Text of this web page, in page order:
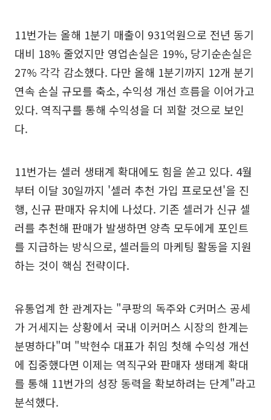
11번가는 올해 1분기 매출이 931억원으로 전년 동기
대비 18% 줄었지만 영업손실은 19%, 당기순손실은
27% 각각 감소했다. 다만 올해 1분기까지 12개 분기
연속 손실 규모를 축소, 수익성 개선 흐름을 이어가고
있다. 역직구를 통해 수익성을 더 꾀할 것으로 보인
다.
11번가는 셀러 생태계 확대에도 힘을 쏟고 있다. 4월
부터 이달 30일까지 '셀러 추천 가입 프로모션'을 진
행, 신규 판매자 유치에 나섰다. 기존 셀러가 신규 셀
러를 추천해 판매가 발생하면 양측 모두에게 포인트
를 지급하는 방식으로, 셀러들의 마케팅 활동을 지원
하는 것이 핵심 전략이다.
유통업계 한 관계자는 "쿠팡의 독주와 C커머스 공세
가 거세지는 상황에서 국내 이커머스 시장의 한계는
분명하다"며 "박현수 대표가 취임 첫해 수익성 개선
에 집중했다면 이제는 역직구와 판매자 생태계 확대
를 통해 11번가의 성장 동력을 확보하려는 단계"라고
분석했다.